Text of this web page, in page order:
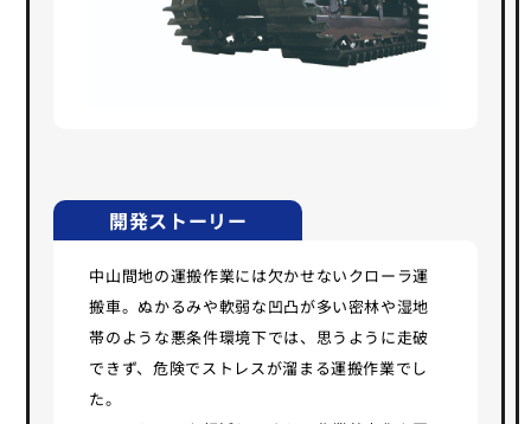
開発ストーリー
中山間地の運搬作業には欠かせないクローラ運
搬車。ぬかるみや軟弱な凹凸が多い密林や湿地
帯のような悪条件環境下では、思うように走破
できず、危険でストレスが溜まる運搬作業でし
た。